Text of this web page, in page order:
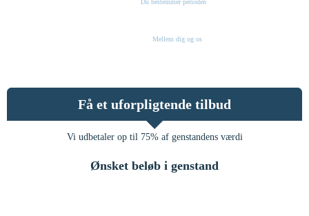
Du bestemmer perioden
Mellem dig og os
Få et uforpligtende tilbud
Vi udbetaler op til 75% af genstandens værdi
Ønsket beløb i genstand